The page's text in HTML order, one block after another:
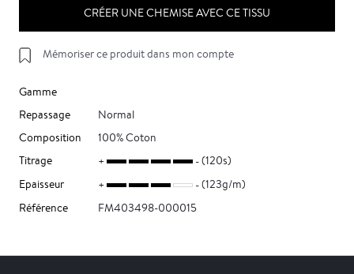
CRÉER UNE CHEMISE AVEC CE TISSU
Mémoriser ce produit dans mon compte
Gamme
Repassage
Normal
Composition
100% Coton
Titrage
(120s)
Epaisseur
(123g/m)
Référence
FM403498-000015